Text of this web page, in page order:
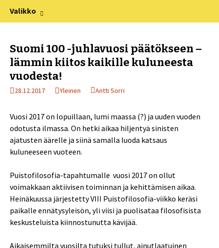
Puistofilosofia
XV Puistofilosofia-viikko Ikaalisissa
15.-19.7.2025
Valikko
Suomi 100 -juhlavuosi päätökseen –
lämmin kiitos kaikille kuluneesta
vuodesta!
28.12.2017 Yleinen Antti Sorri
Vuosi 2017 on lopuillaan, lumi maassa (?) ja uuden vuoden
odotusta ilmassa. On hetki aikaa hiljentyä sinisten
ajatusten äärelle ja siinä samalla luoda katsaus
kuluneeseen vuoteen.
Puistofilosofia-tapahtumalle vuosi 2017 on ollut
voimakkaan aktiivisen toiminnan ja kehittämisen aikaa.
Heinäkuussa järjestetty VIII Puistofilosofia-viikko keräsi
paikalle ennätysyleisön, yli viisi ja puolisataa filosofisista
keskusteluista kiinnostunutta kävijää.
Aikaisemmilta vuosilta tutuksi tullut, ainutlaatuinen